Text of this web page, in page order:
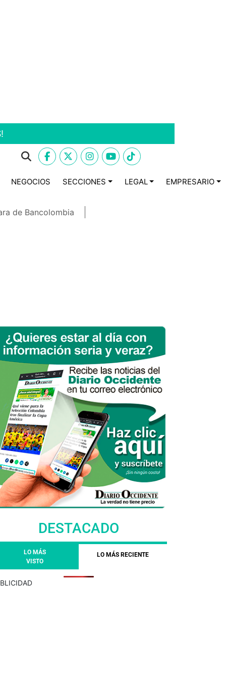
NEGOCIOS SECCIONES LEGAL EMPRESARIO
de Bancolombia
DESTACADO
LO MÁS
VISTO
LO MÁS RECIENTE